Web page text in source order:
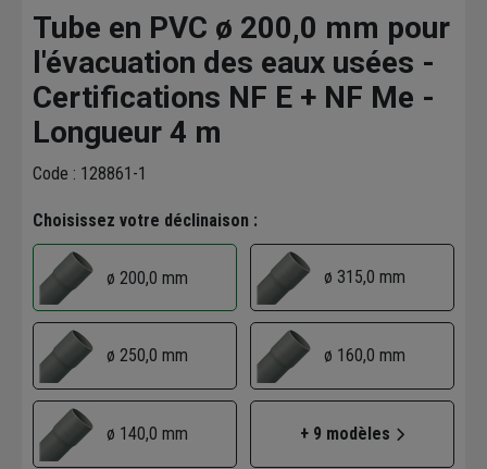
Tube en PVC ø 200,0 mm pour
l'évacuation des eaux usées -
Certifications NF E + NF Me -
Longueur 4 m
Code : 128861-1
Choisissez votre déclinaison :
ø 200,0 mm ø 315,0 mm
ø 250,0 mm ø 160,0 mm
ø 140,0 mm + 9 modèles